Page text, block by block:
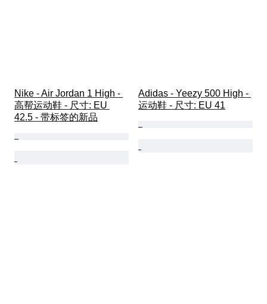
Nike - Air Jordan 1 High -
高帮运动鞋 - 尺寸: EU
42.5 - 带标签的新品
Adidas - Yeezy 500 High -
运动鞋 - 尺寸: EU 41